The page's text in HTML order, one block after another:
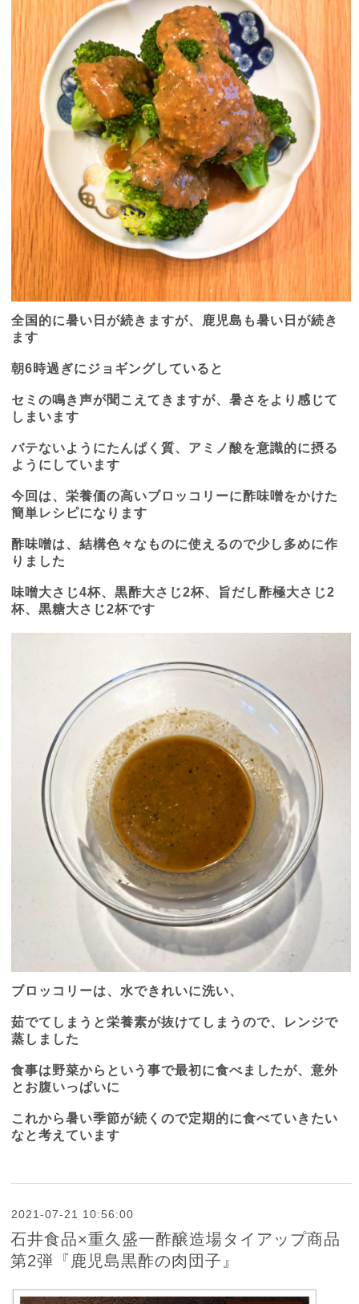
全国的に暑い日が続きますが、鹿児島も暑い日が続き
ます
朝6時過ぎにジョギングしていると
セミの鳴き声が聞こえてきますが、暑さをより感じて
しまいます
バテないようにたんぱく質、アミノ酸を意識的に摂る
ようにしています
今回は、栄養価の高いブロッコリーに酢味噌をかけた
簡単レシピになります
酢味噌は、結構色々なものに使えるので少し多めに作
りました
味噌大さじ4杯、黒酢大さじ2杯、旨だし酢極大さじ2
杯、黒糖大さじ2杯です
ブロッコリーは、水できれいに洗い、
茹でてしまうと栄養素が抜けてしまうので、レンジで
蒸しました
食事は野菜からという事で最初に食べましたが、意外
とお腹いっぱいに
これから暑い季節が続くので定期的に食べていきたい
なと考えています
2021-07-21 10:56:00
石井食品×重久盛一酢醸造場タイアップ商品
第2弾『鹿児島黒酢の肉団子』